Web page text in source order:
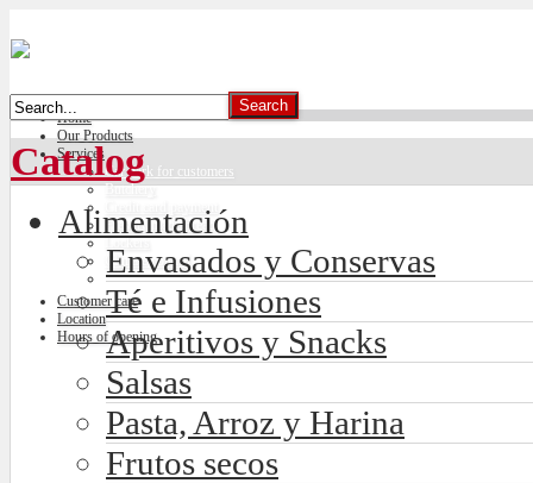
Home
Our Products
Services
Car park for customers
Butchery
Credit card payment
Freshly made bread
Lockers
Climate control
Customer care
Location
Hours of opening
Catalog
Alimentación
Envasados y Conservas
Té e Infusiones
Aperitivos y Snacks
Salsas
Pasta, Arroz y Harina
Frutos secos